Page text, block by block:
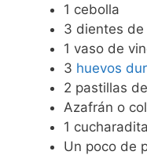
1 cebolla
3 dientes de
1 vaso de
3 huevos
2 pastillas
Azafrán o
1
Un poco de